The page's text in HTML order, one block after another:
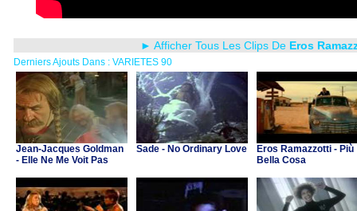
► Afficher Tous Les Clips De Eros
Derniers Ajouts Dans : VARIETES 90
Jean-Jacques Goldman
- Elle Ne Me Voit Pas
Sade - No Ordinary Love
Eros Ramazzotti - Più
Bella Cosa